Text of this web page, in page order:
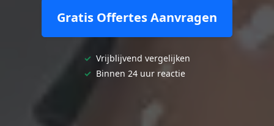
Gratis Offertes Aanvragen
✓ Vrijblijvend vergelijken
✓ Binnen 24 uur reactie